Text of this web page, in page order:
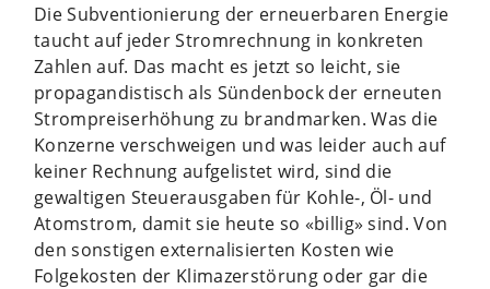
Die Subventionierung der erneuerbaren Energie
taucht auf jeder Stromrechnung in konkreten
Zahlen auf. Das macht es jetzt so leicht, sie
propagandistisch als Sündenbock der erneuten
Strompreiserhöhung zu brandmarken. Was die
Konzerne verschweigen und was leider auch auf
keiner Rechnung aufgelistet wird, sind die
gewaltigen Steuerausgaben für Kohle-, Öl- und
Atomstrom, damit sie heute so «billig» sind. Von
den sonstigen externalisierten Kosten wie
Folgekosten der Klimazerstörung oder gar die